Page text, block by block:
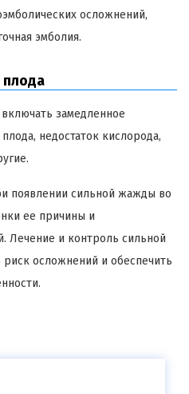
осложнений,
эмболия.
замедленное
недостаток кислорода,
появлении сильной жажды во
ее причины и
Лечение и контроль сильной
осложнений и обеспечить